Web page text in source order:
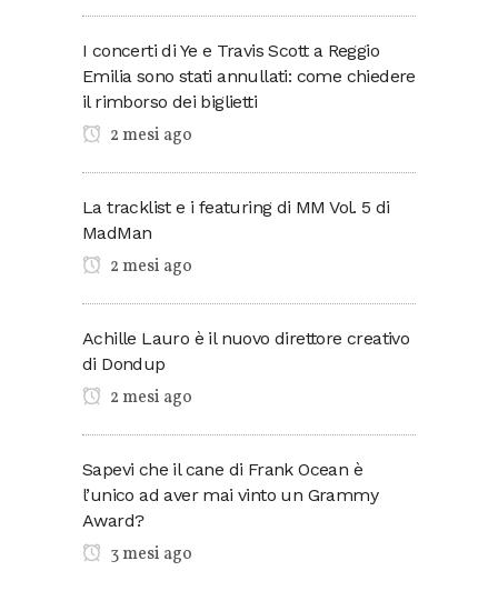
I concerti di Ye e Travis Scott a Reggio
Emilia sono stati annullati: come chiedere
il rimborso dei biglietti
2 mesi ago
La tracklist e i featuring di MM Vol. 5 di
MadMan
2 mesi ago
Achille Lauro è il nuovo direttore creativo
di Dondup
2 mesi ago
Sapevi che il cane di Frank Ocean è
l’unico ad aver mai vinto un Grammy
Award?
3 mesi ago